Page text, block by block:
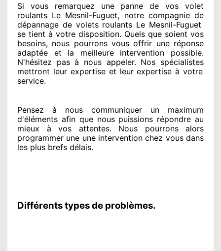
Si vous remarquez une panne de vos volet
roulants Le Mesnil-Fuguet, notre compagniede
dépannage de volets roulants Le Mesnil-Fuguet
se tient à votre disposition. Quels que soient vos
besoins, nous pourrons vous offrir une réponse
adaptée et la meilleure intervention possible.
N'hésitez pas à nous appeler. Nos spécialistes
mettront leur expertiseet leur expertise à votre
service.
Pensez à nous communiquer un maximum
d'éléments afin que nous puissions répondre au
mieux à vos attentes. Nous pourrons alors
programmer une une intervention chez vousdans
les plus brefs délais.
Différents types de problèmes.